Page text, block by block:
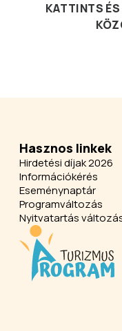
KATTINTS
Hasznos linkek
Hirdetési díjak 2026
Információkérés
Eseménynaptár
Programváltozás
Nyitvatartás